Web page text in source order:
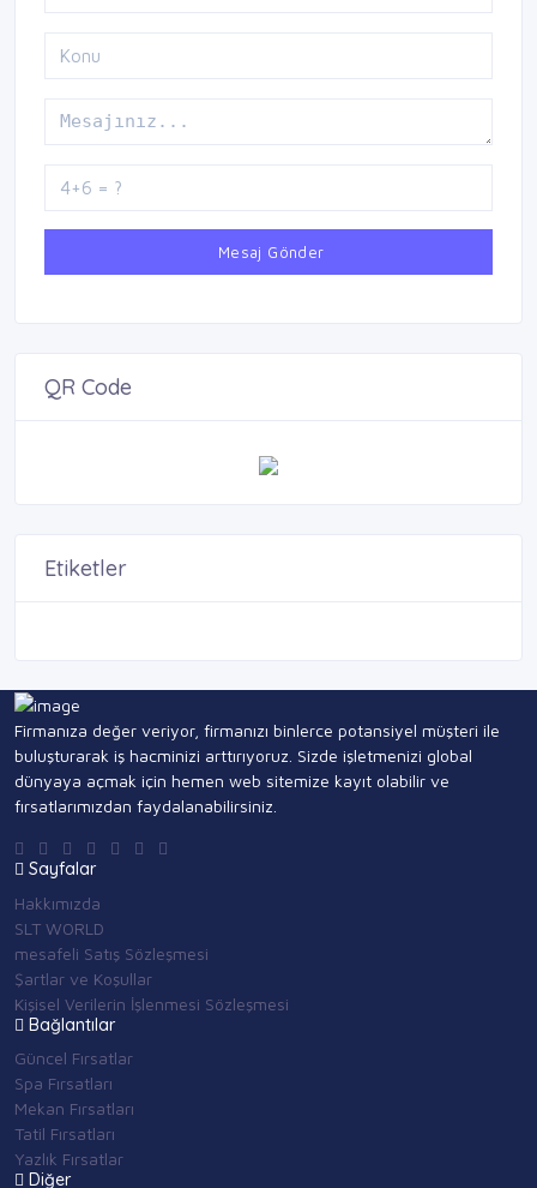
Mesaj Gönder
QR Code
Etiketler
Firmanıza değer veriyor, firmanızı binlerce potansiyel müşteri ile
buluşturarak iş hacminizi arttırıyoruz. Sizde işletmenizi global
dünyaya açmak için hemen web sitemize kayıt olabilir ve
fırsatlarımızdan faydalanabilirsiniz.
Sayfalar
Hakkımızda
SLT WORLD
mesafeli Satış Sözleşmesi
Şartlar ve Koşullar
Kişisel Verilerin İşlenmesi Sözleşmesi
Bağlantılar
Güncel Fırsatlar
Spa Fırsatları
Mekan Fırsatları
Tatil Fırsatları
Yazlık Fırsatlar
Diğer